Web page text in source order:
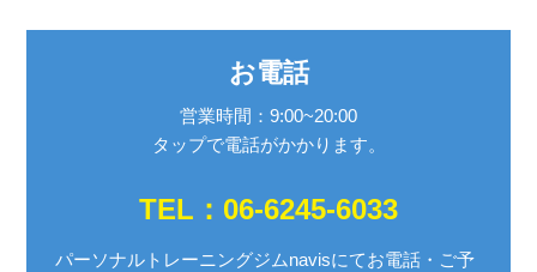
お電話
営業時間：9:00~20:00
タップで電話がかかります。
TEL：06-6245-6033
パーソナルトレーニングジムnavisにてお電話・ご予